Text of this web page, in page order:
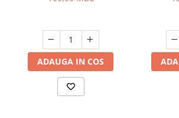
ADAUGA IN COS